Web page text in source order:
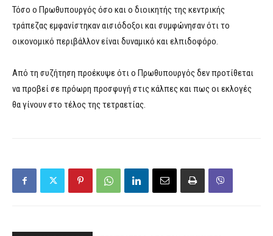
Τόσο ο Πρωθυπουργός όσο και ο διοικητής της κεντρικής
τράπεζας εμφανίστηκαν αισιόδοξοι και συμφώνησαν ότι το
οικονομικό περιβάλλον είναι δυναμικό και ελπιδοφόρο.
Από τη συζήτηση προέκυψε ότι ο Πρωθυπουργός δεν προτίθεται
να προβεί σε πρόωρη προσφυγή στις κάλπες και πως οι εκλογές
θα γίνουν στο τέλος της τετραετίας.